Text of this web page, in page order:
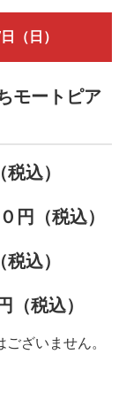
（日）
モートピア
込）
円（税込）
込）
税込）
ざいません。